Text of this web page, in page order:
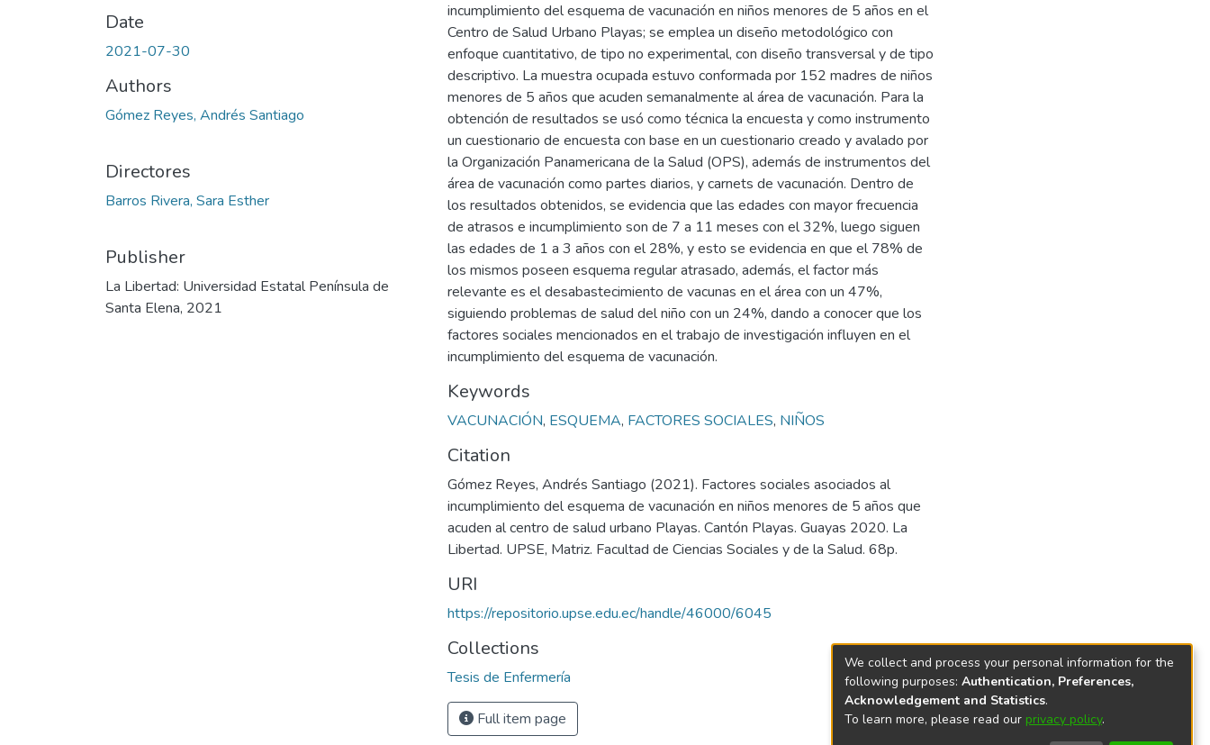
Date
2021-07-30
Authors
Gómez Reyes, Andrés Santiago
Directores
Barros Rivera, Sara Esther
Publisher
La Libertad: Universidad Estatal Península de
Santa Elena, 2021
incumplimiento del esquema de vacunación en niños menores de 5 años en el
Centro de Salud Urbano Playas; se emplea un diseño metodológico con
enfoque cuantitativo, de tipo no experimental, con diseño transversal y de tipo
descriptivo. La muestra ocupada estuvo conformada por 152 madres de niños
menores de 5 años que acuden semanalmente al área de vacunación. Para la
obtención de resultados se usó como técnica la encuesta y como instrumento
un cuestionario de encuesta con base en un cuestionario creado y avalado por
la Organización Panamericana de la Salud (OPS), además de instrumentos del
área de vacunación como partes diarios, y carnets de vacunación. Dentro de
los resultados obtenidos, se evidencia que las edades con mayor frecuencia
de atrasos e incumplimiento son de 7 a 11 meses con el 32%, luego siguen
las edades de 1 a 3 años con el 28%, y esto se evidencia en que el 78% de
los mismos poseen esquema regular atrasado, además, el factor más
relevante es el desabastecimiento de vacunas en el área con un 47%,
siguiendo problemas de salud del niño con un 24%, dando a conocer que los
factores sociales mencionados en el trabajo de investigación influyen en el
incumplimiento del esquema de vacunación.
Keywords
VACUNACIÓN, ESQUEMA, FACTORES SOCIALES, NIÑOS
Citation
Gómez Reyes, Andrés Santiago (2021). Factores sociales asociados al
incumplimiento del esquema de vacunación en niños menores de 5 años que
acuden al centro de salud urbano Playas. Cantón Playas. Guayas 2020. La
Libertad. UPSE, Matriz. Facultad de Ciencias Sociales y de la Salud. 68p.
URI
https://repositorio.upse.edu.ec/handle/46000/6045
Collections
Tesis de Enfermería
Full item page
We collect and process your personal information for the
following purposes: Authentication, Preferences,
Acknowledgement and Statistics.
To learn more, please read our privacy policy.